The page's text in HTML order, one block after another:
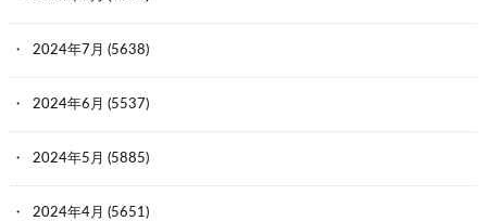
2024年7月 (5638)
2024年6月 (5537)
2024年5月 (5885)
2024年4月 (5651)